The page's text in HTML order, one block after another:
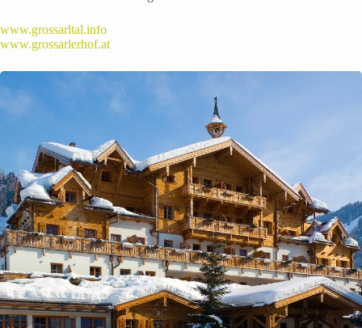
www.grossarltal.info
www.grossarlerhof.at